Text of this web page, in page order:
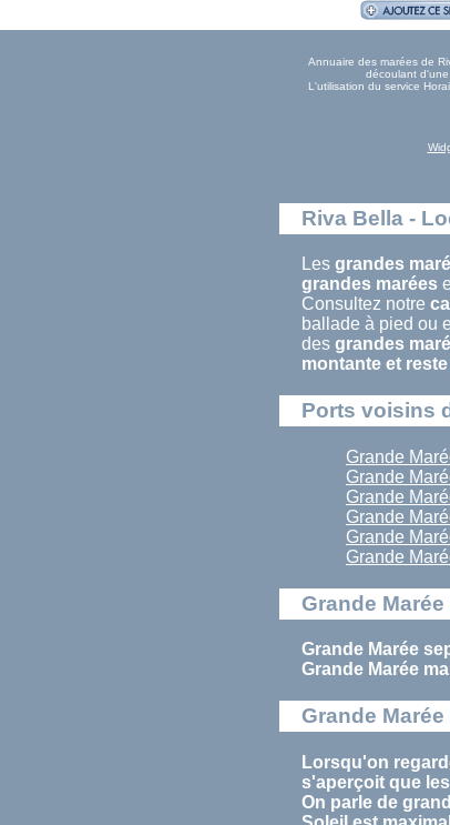
Annuaire des marées de
découlant
L'utilisation du service
Riva Bella -
Les grandes
grandes marées
Consultez notre
ballade à pied ou
des grandes
montante et
Ports voisins
Grande
Grande
Grande
Grande
Grande
Grande
Grande
Grande Marée
Grande Marée
Grande
Lorsqu'on
s'aperçoit que les
On parle de